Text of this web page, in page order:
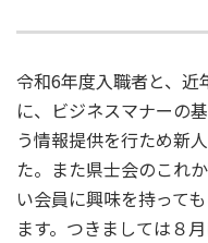
令和6年度入職者と、
に、ビジネスマナーの
う情報提供を行ため新
た。また県士会のこれ
い会員に興味を持って
ます。つきましては８